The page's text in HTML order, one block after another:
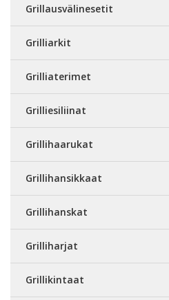
Grillausvälinesetit
Grilliarkit
Grilliaterimet
Grilliesiliinat
Grillihaarukat
Grillihansikkaat
Grillihanskat
Grilliharjat
Grillikintaat